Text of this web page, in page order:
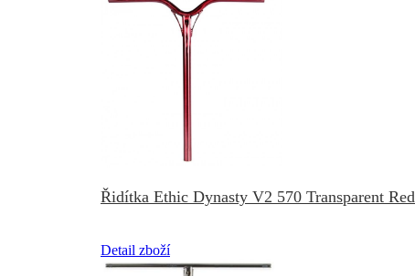
Řidítka Ethic Dynasty V2 570 Transparent Red
Detail zboží